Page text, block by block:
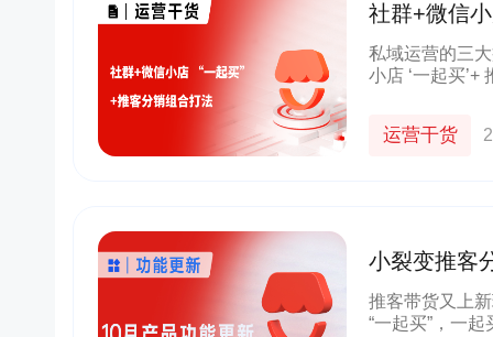
社群+微信
10000单！
私域运营的三
小店 ‘一起买
运营干货
小裂变推客
推客分销积
推客带货又上
“一起买”，一